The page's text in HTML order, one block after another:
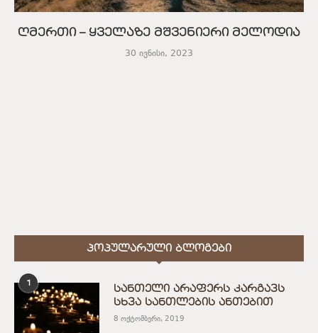
ღმერთი – ყველაზე მშვენიერი მელოდია
30 ივნისი, 2023
ᲞᲝᲞᲣᲚᲐᲠᲣᲚᲘ ᲑᲚᲝᲒᲔᲑᲘ
1
სანთელი არაფერს კარგავს
სხვა სანთლების ანთებით
8 ოქტომბერი, 2019